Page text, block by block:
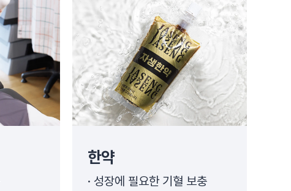
한약
성장에 필요한 기혈 보충